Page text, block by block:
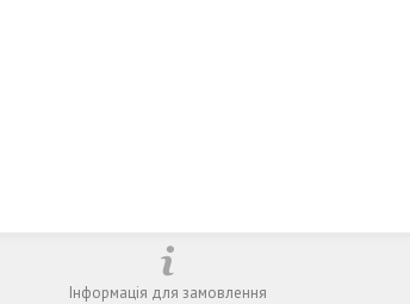
Інформація для замовлення